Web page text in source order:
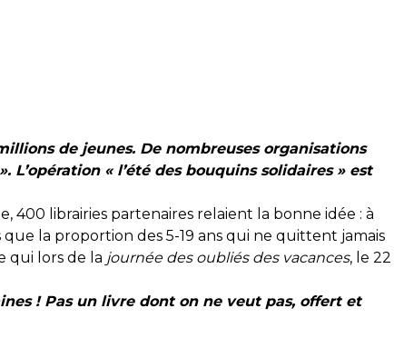
de jeunes. De nombreuses organisations
« l’été des bouquins solidaires » est
400 librairies partenaires relaient la bonne idée : à
la proportion des 5-19 ans qui ne quittent jamais
qui lors de la journée des oubliés des vacances, le 22
! Pas un livre dont on ne veut pas, offert et